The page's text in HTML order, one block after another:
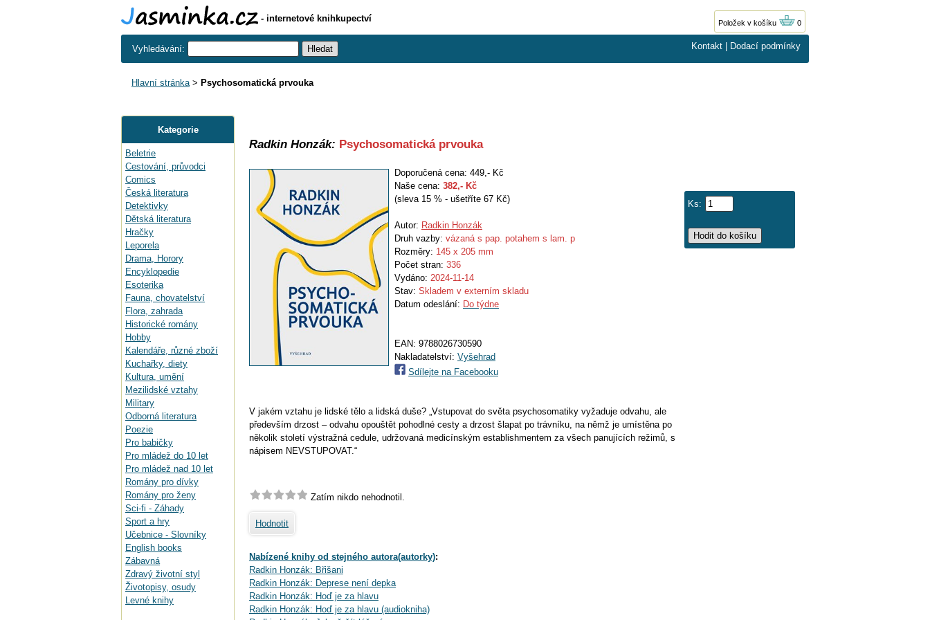
- internetové knihkupectví Položek v košíku 0
Vyhledávání: Kontakt Dodací podmínky
Hlavní stránka> Psychosomatická prvouka
Kategorie
Beletrie
Cestování, průvodci
Comics
Česká literatura
Detektivky
Dětská literatura
Hračky
Leporela
Drama, Horory
Encyklopedie
Esoterika
Fauna, chovatelství
Flora, zahrada
Historické romány
Hobby
Kalendáře, různé zboží
Kuchařky, diety
Kultura, umění
Mezilidské vztahy
Military
Odborná literatura
Poezie
Pro babičky
Pro mládež do 10 let
Pro mládež nad 10 let
Romány pro dívky
Romány pro ženy
Sci-fi - Záhady
Sport a hry
Učebnice - Slovníky
English books
Zábavná
Zdravý životní styl
Životopisy, osudy
Levné knihy
Radkin Honzák: Psychosomatická prvouka
Doporučená cena: 449,- Kč
Naše cena: 382,- Kč
(sleva 15 % - ušetříte 67 Kč)
Autor: Radkin Honzák
Druh vazby: vázaná s pap. potahem s lam. p
Rozměry: 145 x 205 mm
Počet stran: 336
Vydáno: 2024-11-14
Stav: Skladem v externím skladu
Datum odeslání: Do týdne
EAN: 9788026730590
Nakladatelství: Vyšehrad
Sdílejte na Facebooku
V jakém vztahu je lidské tělo a lidská duše? „Vstupovat do světa psychosomatiky vyžaduje odvahu, ale
především drzost – odvahu opouštět pohodlné cesty a drzost šlapat po trávníku, na němž je umístěna po
několik století výstražná cedule, udržovaná medicínským establishmentem za všech panujících režimů, s
nápisem NEVSTUPOVAT.“
Zatím nikdo nehodnotil.
Hodnotit
Nabízené knihy od stejného autora(autorky):
Radkin Honzák: Břišani
Radkin Honzák: Deprese není depka
Radkin Honzák: Hoď je za hlavu
Radkin Honzák: Hoď je za hlavu (audiokniha)
Ks: